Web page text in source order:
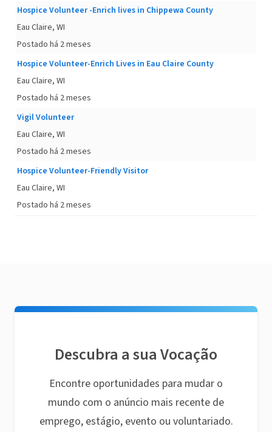
Hospice Volunteer -Enrich lives in Chippewa County
Eau Claire, WI
Postado há 2 meses
Hospice Volunteer-Enrich Lives in Eau Claire County
Eau Claire, WI
Postado há 2 meses
Vigil Volunteer
Eau Claire, WI
Postado há 2 meses
Hospice Volunteer-Friendly Visitor
Eau Claire, WI
Postado há 2 meses
Descubra a sua Vocação
Encontre oportunidades para mudar o
mundo com o anúncio mais recente de
emprego, estágio, evento ou voluntariado.